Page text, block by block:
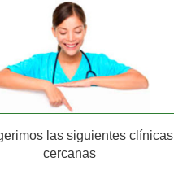
las siguientes clínicas
cercanas